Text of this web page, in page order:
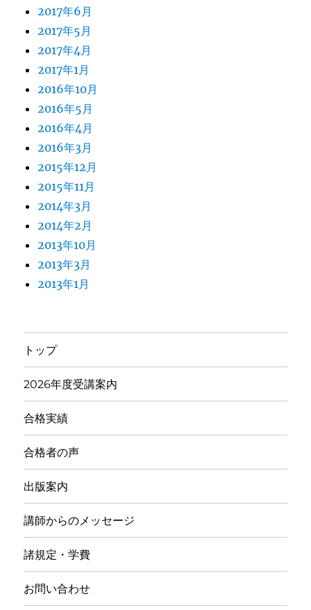
2017年6月
2017年5月
2017年4月
2017年1月
2016年10月
2016年5月
2016年4月
2016年3月
2015年12月
2015年11月
2014年3月
2014年2月
2013年10月
2013年3月
2013年1月
トップ
2026年度受講案内
合格実績
合格者の声
出版案内
講師からのメッセージ
諸規定・学費
お問い合わせ